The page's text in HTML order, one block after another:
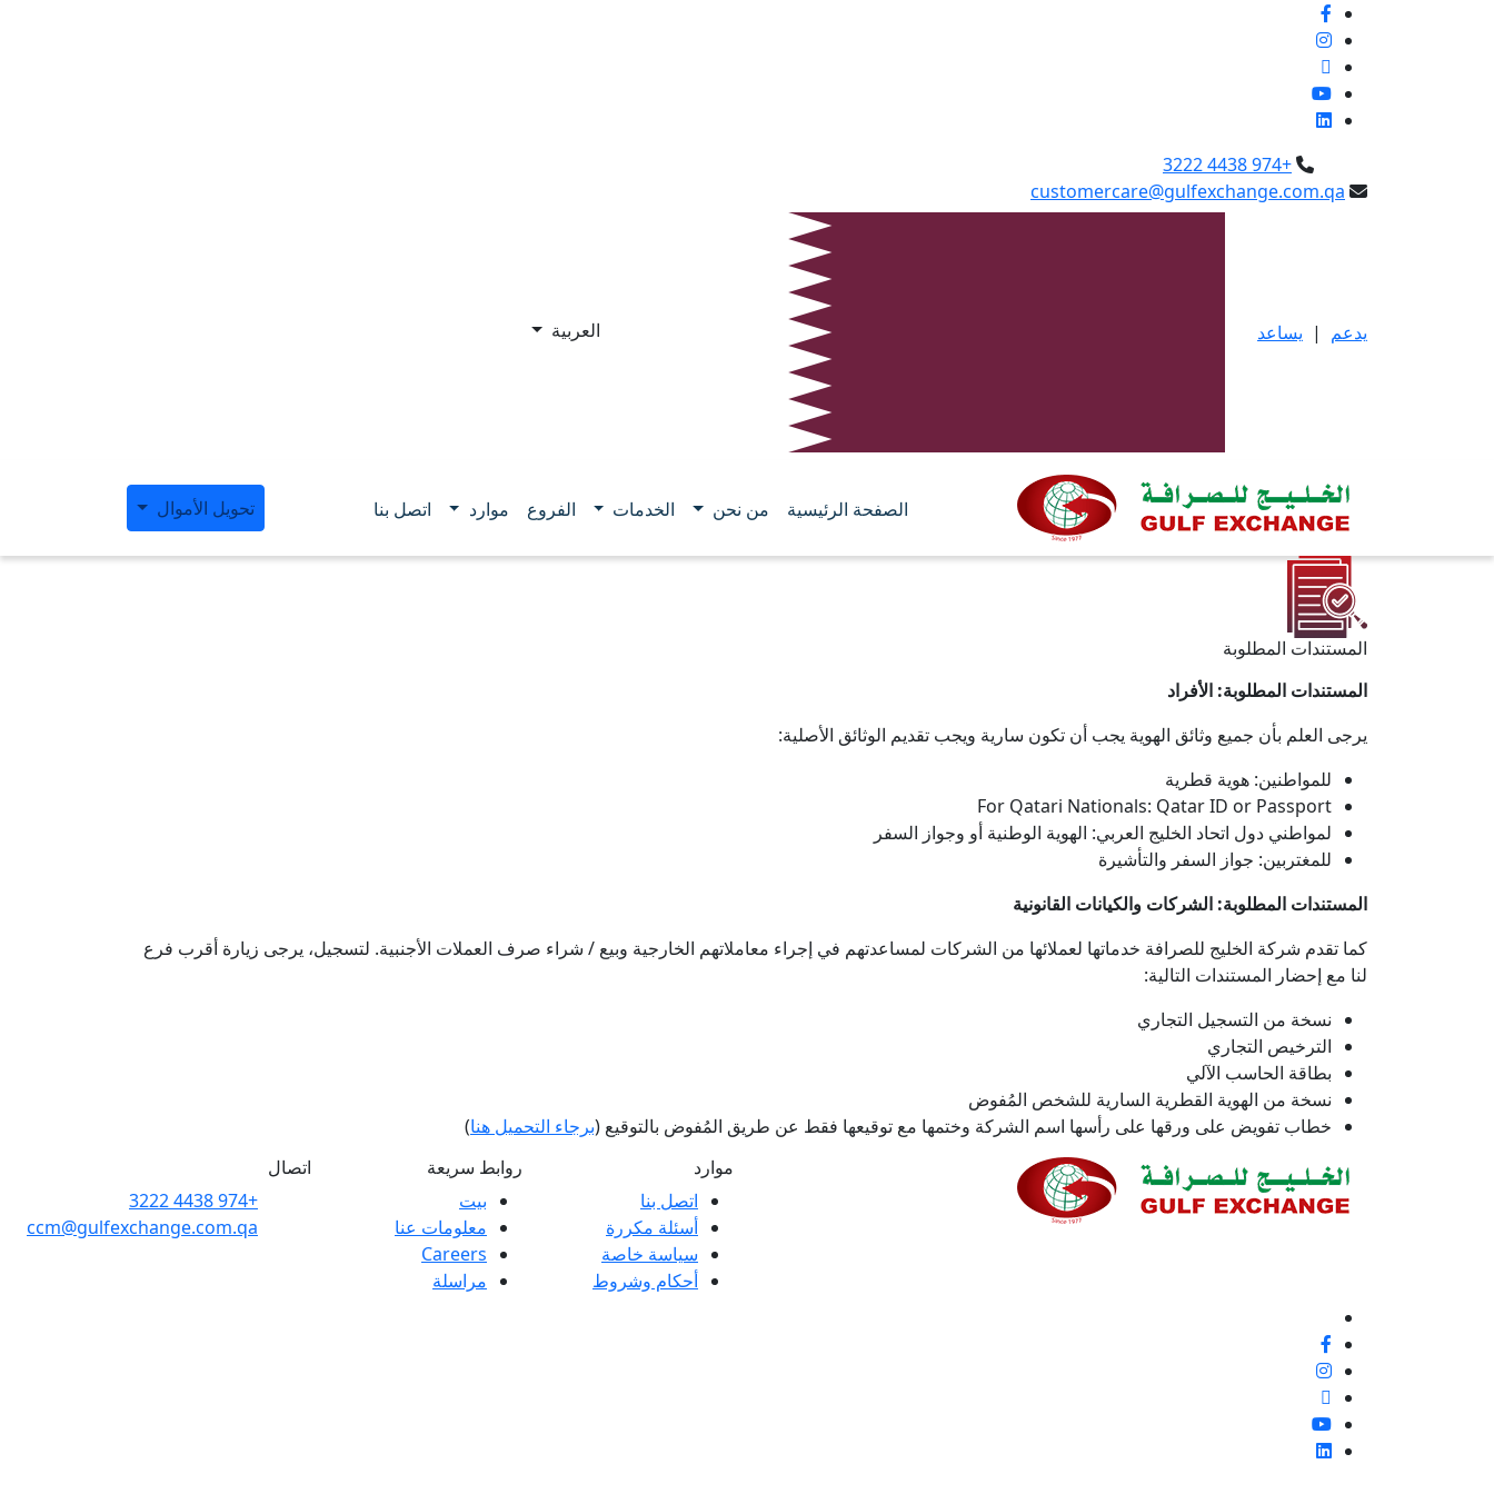
+974 4438 3222
customercare@gulfexchange.com.qa
يدعم | يساعد العربية
الصفحة الرئيسية من نحن الخدمات الفروع موارد اتصل بنا تحويل الأموال
المستندات المطلوبة
المستندات المطلوبة: الأفراد
يرجى العلم بأن جميع وثائق الهوية يجب أن تكون سارية ويجب تقديم الوثائق الأصلية:
للمواطنين: هوية قطرية
For Qatari Nationals: Qatar ID or Passport
لمواطني دول اتحاد الخليج العربي: الهوية الوطنية أو وجواز السفر
للمغتربين: جواز السفر والتأشيرة
المستندات المطلوبة: الشركات والكيانات القانونية
كما تقدم شركة الخليج للصرافة خدماتها لعملائها من الشركات لمساعدتهم في إجراء معاملاتهم الخارجية وبيع / شراء صرف العملات الأجنبية. لتسجيل، يرجى زيارة أقرب فرع
لنا مع إحضار المستندات التالية:
نسخة من التسجيل التجاري
الترخيص التجاري
بطاقة الحاسب الآلي
نسخة من الهوية القطرية السارية للشخص المُفوض
خطاب تفويض على ورقها على رأسها اسم الشركة وختمها مع توقيعها فقط عن طريق المُفوض بالتوقيع (برجاء التحميل هنا)
موارد
اتصل بنا
أسئلة مكررة
سياسة خاصة
أحكام وشروط
روابط سريعة
بيت
معلومات عنا
Careers
مراسلة
اتصال
+974 4438 3222
ccm@gulfexchange.com.qa